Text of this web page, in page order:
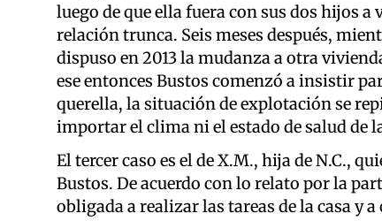
luego de que ella fuera con sus dos hijos
relación trunca. Seis meses después,
dispuso en 2013 la mudanza a otra
ese entonces Bustos comenzó a insistir
querella, la situación de explotación se
importar el clima ni el estado de salud de
El tercer caso es el de X.M., hija de N.C.,
Bustos. De acuerdo con lo relato por la
obligada a realizar las tareas de la casa y